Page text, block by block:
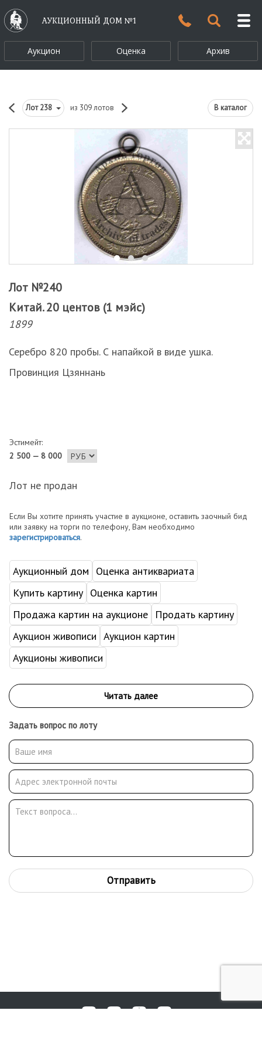
АУКЦИОННЫЙ ДОМ №1
Аукцион Оценка Архив
Лот238 из 309 лотов В каталог
Лот №240
Китай. 20 центов (1 мэйс)
1899
Серебро 820 пробы. С напайкой в виде ушка.
Провинция Цзяннань
Эстимейт:
2 500 — 8 000
Лот не продан
Если Вы хотите принять участие в аукционе, оставить заочный бид
или заявку на торги по телефону, Вам необходимо
зарегистрироваться.
Аукционный дом
Оценка антиквариата
Купить картину Оценка картин
Продажа картин на аукционе
Продать картину
Аукцион живописи Аукцион картин
Аукционы живописи
Задать вопрос по лоту
Отправить